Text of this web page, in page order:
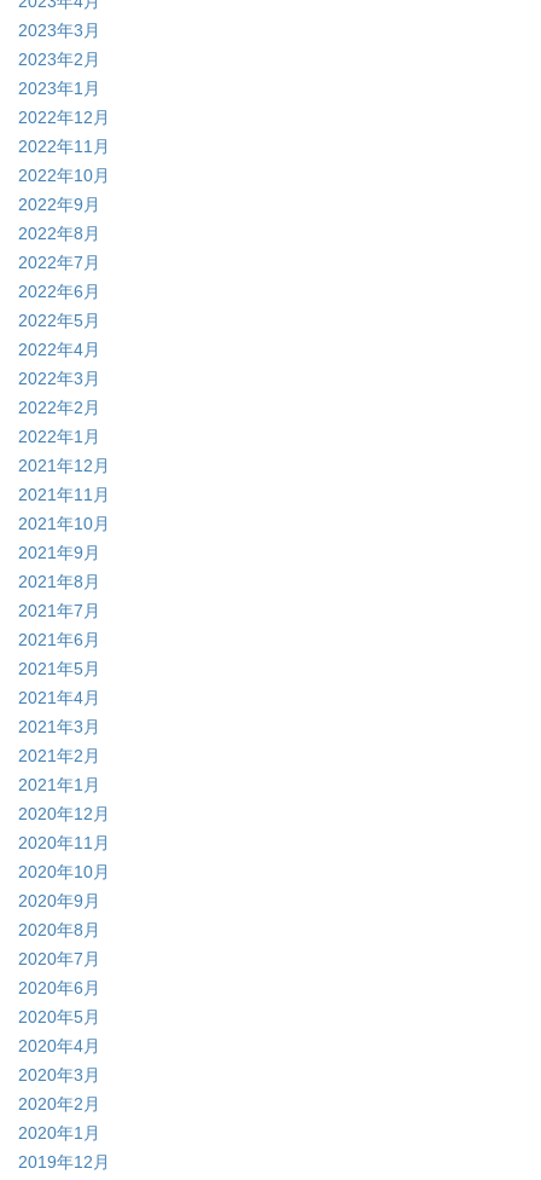
2023年3月
2023年2月
2023年1月
2022年12月
2022年11月
2022年10月
2022年9月
2022年8月
2022年7月
2022年6月
2022年5月
2022年4月
2022年3月
2022年2月
2022年1月
2021年12月
2021年11月
2021年10月
2021年9月
2021年8月
2021年7月
2021年6月
2021年5月
2021年4月
2021年3月
2021年2月
2021年1月
2020年12月
2020年11月
2020年10月
2020年9月
2020年8月
2020年7月
2020年6月
2020年5月
2020年4月
2020年3月
2020年2月
2020年1月
2019年12月